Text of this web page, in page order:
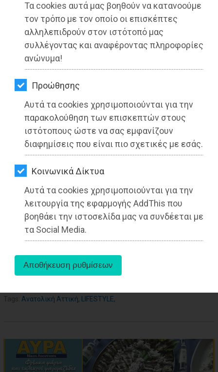
Τα cookies αυτά μας βοηθούν να κατανοούμε
τον τρόπο με τον οποίο οι επισκέπτες
αλληλεπιδρούν στον ιστότοπό μας
συλλέγοντας και αναφέροντας πληροφορίες
ανώνυμα!
Προώθησης
Αυτά τα cookies χρησιμοποιούνται για την
παρακολούθηση των επισκεπτών στους
ιστότοπους ώστε να σας εμφανίζουν
διαφημίσεις που είναι πιο σχετικές με εσάς.
Kοινωνικά Δίκτυα
Αυτά τα cookies χρησιμοποιούνται για την
λειτουργία της εφαρμογής AddThis που
βοηθάει την ιστοσελίδα μας να συνδέεται με
τα Social Media.
ΤΑΞΙΔΙΑ
ΕΞΟΔΟΣ
ΠΕΡΙΒΑΛΛΟΝ
ΚΑΤΟΙΚΙΔΙΟ
ΑΓΓΕΛΙΕΣ
ΕΦΗΜΕΡΙΔΕΣ
OΔΗΓΟΣ
ΑΓΟΡΑΣ
ΨΙΘΥΡΟΙ
ΑΠΟΣΤΟΛΗ
ΑΡΘΡΩΝ
H ανάγκη για στροφή στη βιώσιμη
ανάπτυξη και την προστασία του
φυσικού μας πλούτου
aboutus
Tags: Ανατολική Αττική, LIFESTYLE,